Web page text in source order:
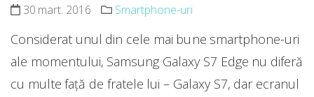
30 mart. 2016 Smartphone-uri
Considerat unul din cele mai bune smartphone-uri
ale momentului, Samsung Galaxy S7 Edge nu diferă
cu multe față de fratele lui – Galaxy S7, dar ecranul